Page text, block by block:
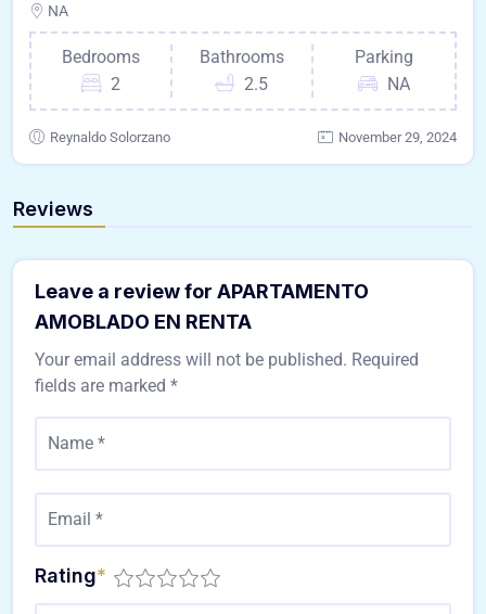
NA
Bedrooms
2
Bathrooms
2.5
Parking
NA
Reynaldo Solorzano November 29, 2024
Reviews
Leave a review for APARTAMENTO
AMOBLADO EN RENTA
Your email address will not be published. Required
fields are marked *
Rating*